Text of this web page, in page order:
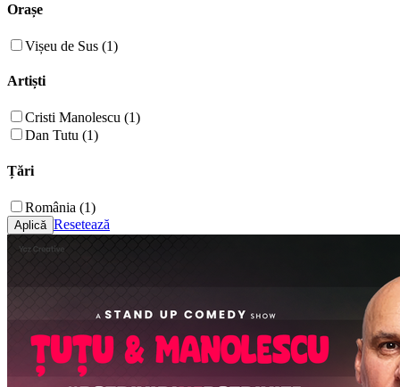
Orașe
Vișeu de Sus (1)
Artiști
Cristi Manolescu (1)
Dan Tutu (1)
Țări
România (1)
Resetează